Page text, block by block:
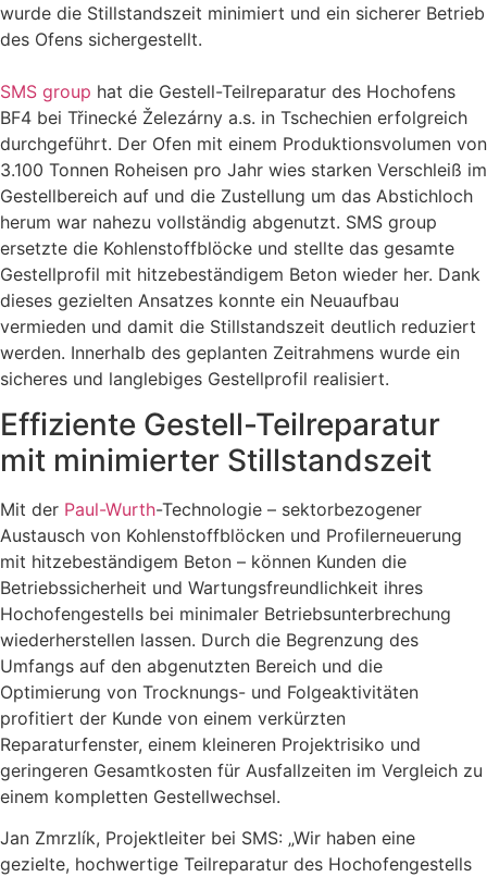
wurde die Stillstandszeit minimiert und ein sicherer Betrieb
des Ofens sichergestellt.
SMS group hat die Gestell-Teilreparatur des Hochofens
BF4 bei Třinecké Železárny a.s. in Tschechien erfolgreich
durchgeführt. Der Ofen mit einem Produktionsvolumen von
3.100 Tonnen Roheisen pro Jahr wies starken Verschleiß im
Gestellbereich auf und die Zustellung um das Abstichloch
herum war nahezu vollständig abgenutzt. SMS group
ersetzte die Kohlenstoffblöcke und stellte das gesamte
Gestellprofil mit hitzebeständigem Beton wieder her. Dank
dieses gezielten Ansatzes konnte ein Neuaufbau
vermieden und damit die Stillstandszeit deutlich reduziert
werden. Innerhalb des geplanten Zeitrahmens wurde ein
sicheres und langlebiges Gestellprofil realisiert.
Effiziente Gestell-Teilreparatur
mit minimierter Stillstandszeit
Mit der Paul-Wurth-Technologie – sektorbezogener
Austausch von Kohlenstoffblöcken und Profilerneuerung
mit hitzebeständigem Beton – können Kunden die
Betriebssicherheit und Wartungsfreundlichkeit ihres
Hochofengestells bei minimaler Betriebsunterbrechung
wiederherstellen lassen. Durch die Begrenzung des
Umfangs auf den abgenutzten Bereich und die
Optimierung von Trocknungs- und Folgeaktivitäten
profitiert der Kunde von einem verkürzten
Reparaturfenster, einem kleineren Projektrisiko und
geringeren Gesamtkosten für Ausfallzeiten im Vergleich zu
einem kompletten Gestellwechsel.
Jan Zmrzlík, Projektleiter bei SMS: „Wir haben eine
gezielte, hochwertige Teilreparatur des Hochofengestells